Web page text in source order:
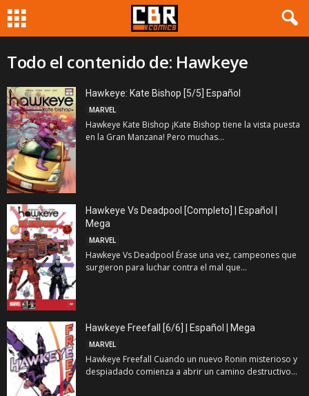
Todo el contenido de: Hawkeye
Hawkeye: Kate Bishop [5/5] Español
MARVEL
Hawkeye Kate Bishop ¡Kate Bishop tiene la vista puesta
en la Gran Manzana! Pero muchas...
Hawkeye Vs Deadpool [Completo] | Español |
Mega
MARVEL
Hawkeye Vs Deadpool Érase una vez, campeones que
surgieron para luchar contra el mal que...
Hawkeye Freefall [6/6] | Español | Mega
MARVEL
Hawkeye Freefall Cuando un nuevo Ronin misterioso y
despiadado comienza a abrir un camino destructivo...